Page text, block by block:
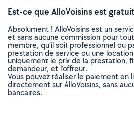
Est-ce que AlloVoisins est
Absolument ! AlloVoisins est un
et sans aucune commission pour
membre, qu’il soit professionnel ou
prestation de service ou une
uniquement le prix de la prestation,
demandeur, et l’offreur.
Vous pouvez réaliser le paiement en
directement sur AlloVoisins, sans
bancaires.